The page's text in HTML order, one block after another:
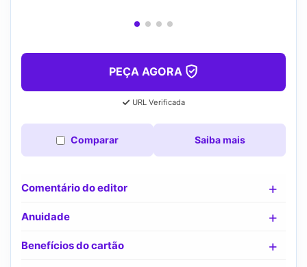
PEÇA AGORA
URL Verificada
Comparar Saiba mais
Comentário do editor
Anuidade
Benefícios do cartão